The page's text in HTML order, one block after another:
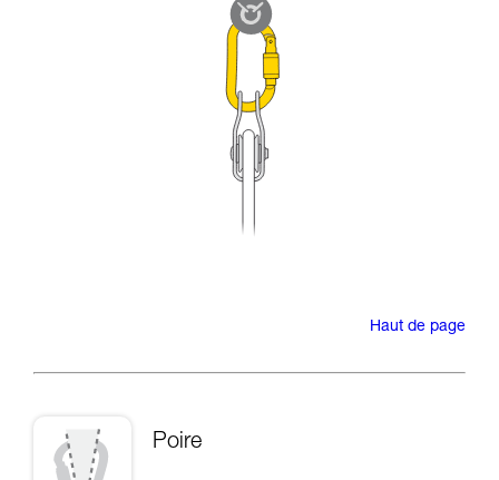
Haut de page
Poire